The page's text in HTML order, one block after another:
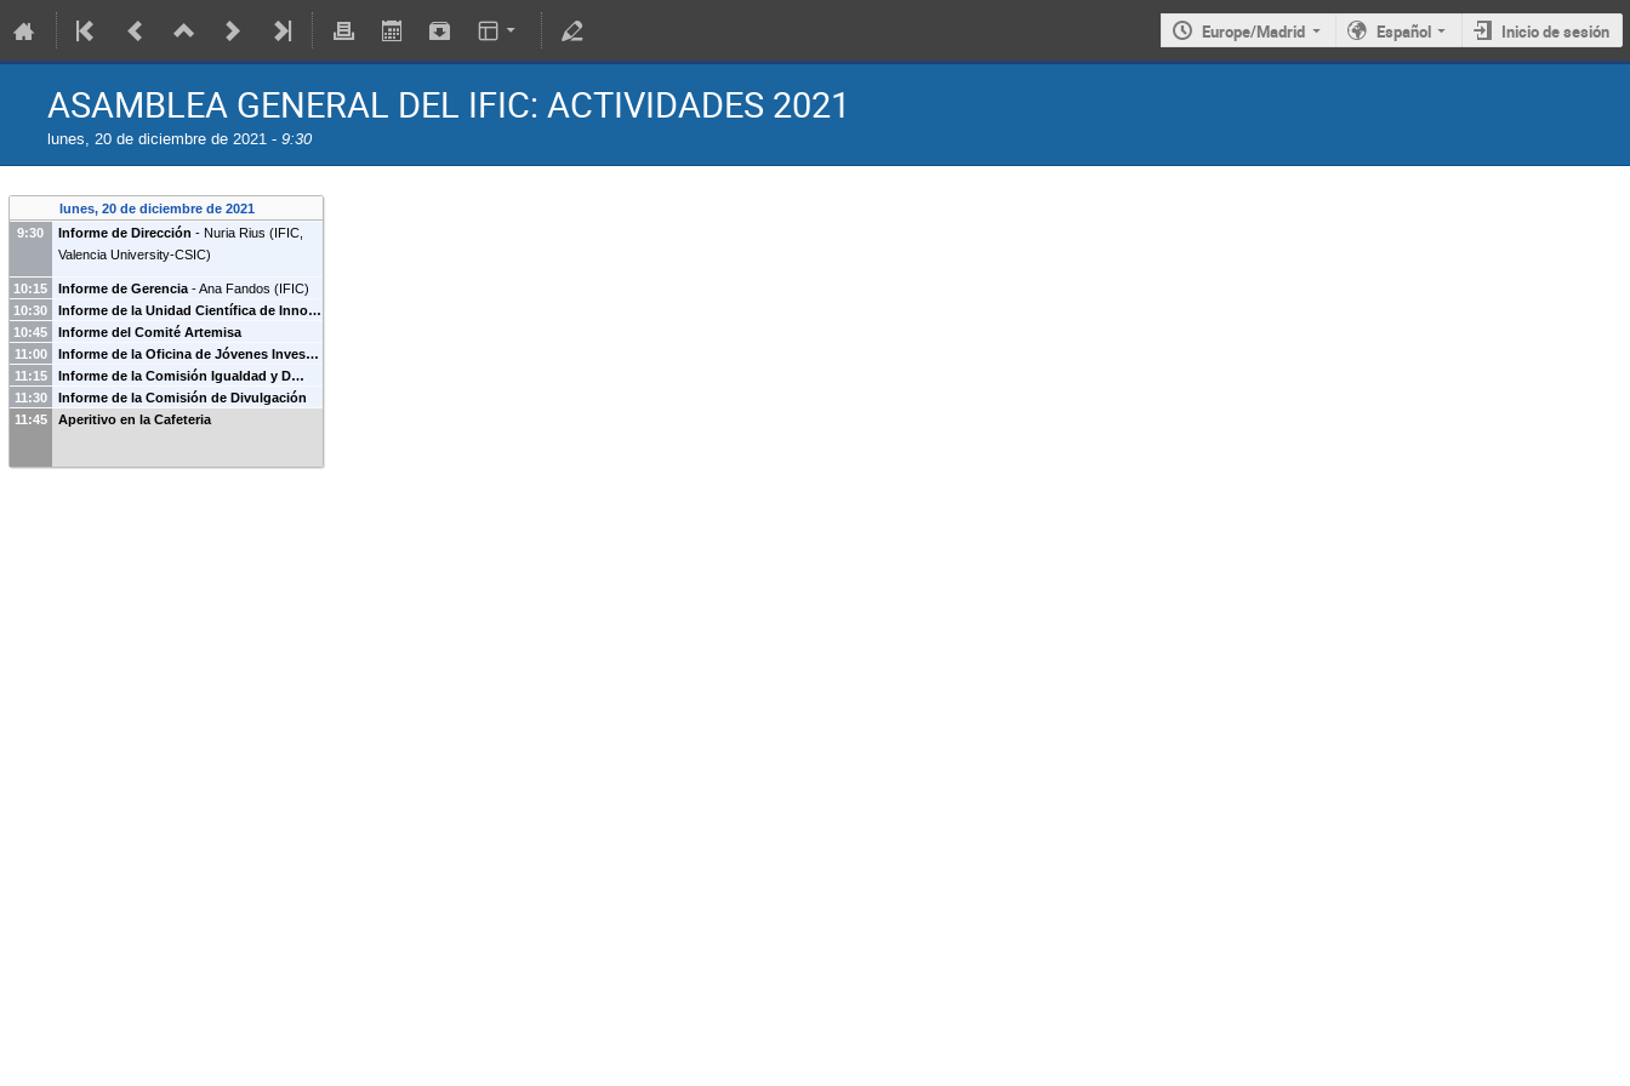
Europe/Madrid Español Inicio de sesión
ASAMBLEA GENERAL DEL IFIC: ACTIVIDADES 2021
lunes, 20 de diciembre de 2021 - 9:30
lunes, 20 de diciembre de 2021
9:30
Informe de Dirección - Nuria Rius (IFIC,
Valencia University-CSIC)
10:15 Informe de Gerencia -Ana Fandos (IFIC)
10:30
Informe de la Unidad Científica de Inno…
10:45
Informe del Comité Artemisa
11:00
Informe de la Oficina de Jóvenes Inves…
11:15
Informe de la Comisión Igualdad y D…
11:30
Informe de la Comisión de Divulgación
11:45
Aperitivo en la Cafeteria